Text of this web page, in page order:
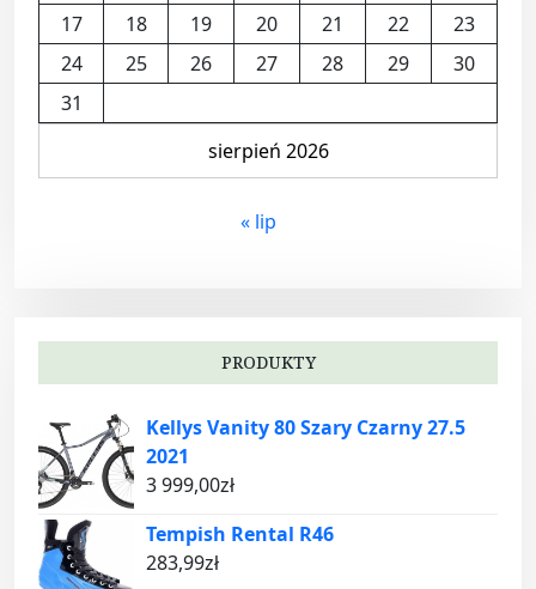
sierpień 2026
17
18 19 20 21 22
23
24
25 26 27 28 29
30
31
« lip
PRODUKTY
Kellys Vanity 80 Szary Czarny 27.5
2021
3 999,00zł
Tempish Rental R46
283,99zł